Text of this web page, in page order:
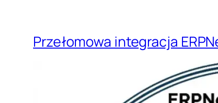
Przełomowa integracja